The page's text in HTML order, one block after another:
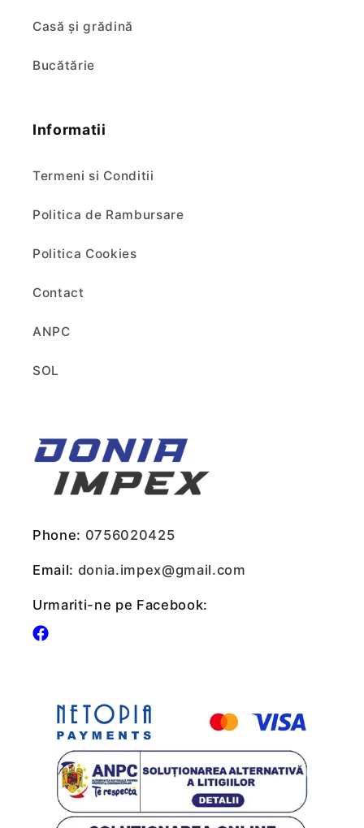
Casă și grădină
Bucătărie
Informatii
Termeni si Conditii
Politica de Rambursare
Politica Cookies
Contact
ANPC
SOL
Phone: 0756020425
Email: donia.impex@gmail.com
Urmariti-ne pe Facebook:
Facebook